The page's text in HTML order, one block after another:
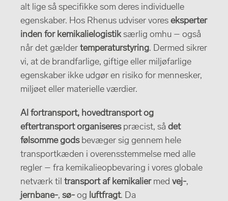
alt lige så specifikke som deres individuelle
egenskaber. Hos Rhenus udviser vores eksperter
inden for kemikalielogistiksærlig omhu – også
når det gælder temperaturstyring. Dermed sikrer
vi, at de brandfarlige, giftige eller miljøfarlige
egenskaber ikke udgør en risiko for mennesker,
miljøet eller materielle værdier.
Al fortransport, hovedtransport og
eftertransport organiserespræcist, så det
følsomme godsbevæger sig gennem hele
transportkæden i overensstemmelse med alle
regler – fra kemikalieopbevaring i vores globale
netværk til transport af kemikaliermed vej-,
jernbane-, sø- og luftfragt. Da